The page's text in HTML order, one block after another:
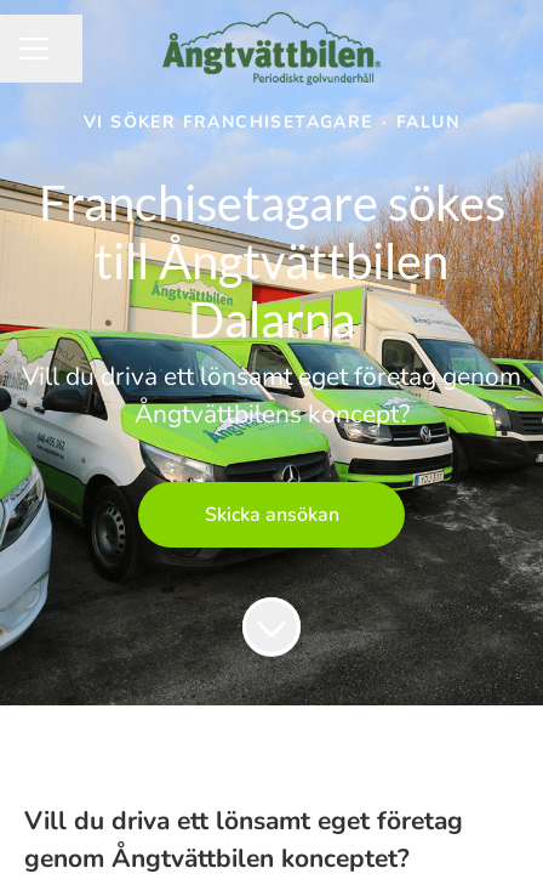
VI SÖKER FRANCHISETAGARE · FALUN
Franchisetagare sökes
till Ångtvättbilen
Dalarna
Vill du driva ett lönsamt eget företag genom
Ångtvättbilens koncept?
Skicka ansökan
Vill du driva ett lönsamt eget företag
genom Ångtvättbilen konceptet?